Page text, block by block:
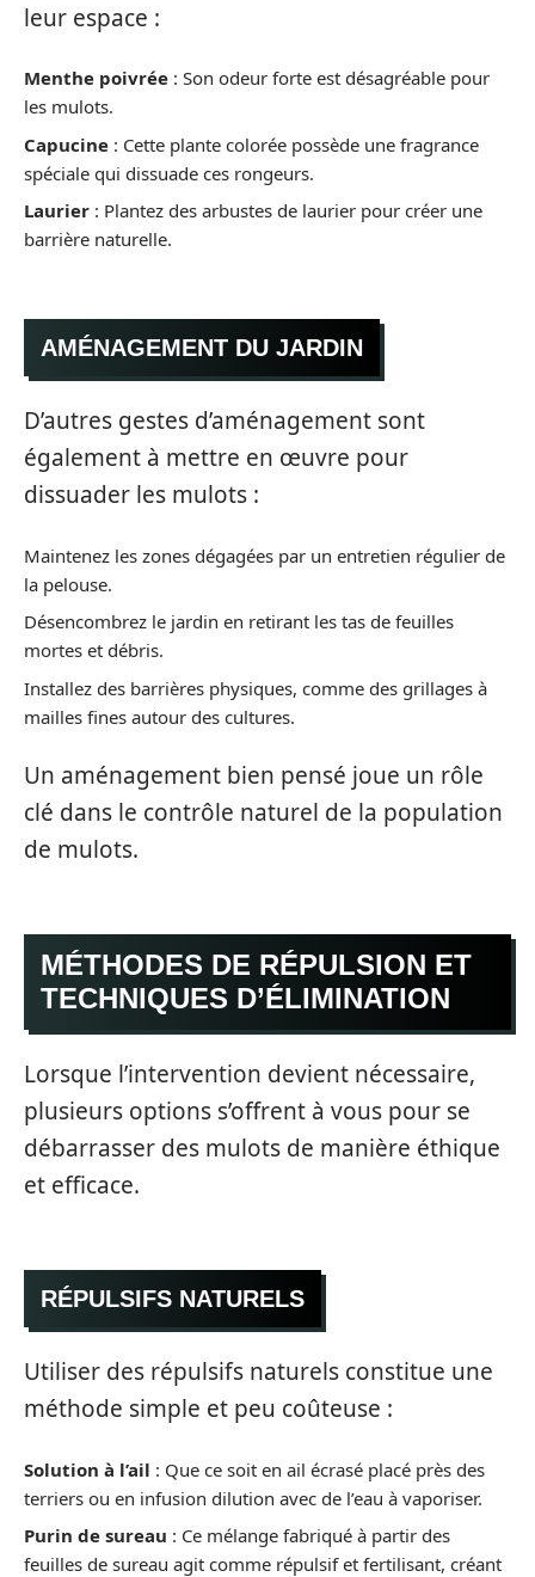
leur espace :
Menthe poivrée : Son odeur forte est désagréable pour
les mulots.
Capucine : Cette plante colorée possède une fragrance
spéciale qui dissuade ces rongeurs.
Laurier : Plantez des arbustes de laurier pour créer une
barrière naturelle.
AMÉNAGEMENT DU JARDIN
D’autres gestes d’aménagement sont
également à mettre en œuvre pour
dissuader les mulots :
Maintenez les zones dégagées par un entretien régulier de
la pelouse.
Désencombrez le jardin en retirant les tas de feuilles
mortes et débris.
Installez des barrières physiques, comme des grillages à
mailles fines autour des cultures.
Un aménagement bien pensé joue un rôle
clé dans le contrôle naturel de la population
de mulots.
MÉTHODES DE RÉPULSION ET
TECHNIQUES D’ÉLIMINATION
Lorsque l’intervention devient nécessaire,
plusieurs options s’offrent à vous pour se
débarrasser des mulots de manière éthique
et efficace.
RÉPULSIFS NATURELS
Utiliser des répulsifs naturels constitue une
méthode simple et peu coûteuse :
Solution à l’ail : Que ce soit en ail écrasé placé près des
terriers ou en infusion dilution avec de l’eau à vaporiser.
Purin de sureau : Ce mélange fabriqué à partir des
feuilles de sureau agit comme répulsif et fertilisant, créant